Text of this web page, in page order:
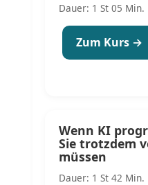
Dauer: 1 St 05 Min.
Zum Kurs →
Wenn KI
Sie trotzdem
müssen
Dauer: 1 St 42 Min.